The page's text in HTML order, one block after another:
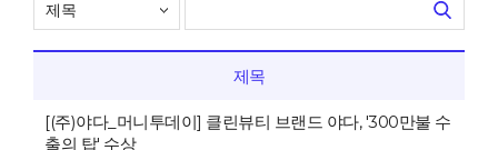
제목
[(주)야다_머니투데이] 클린뷰티 브랜드 야다, '300만불 수
출의 탑' 수상